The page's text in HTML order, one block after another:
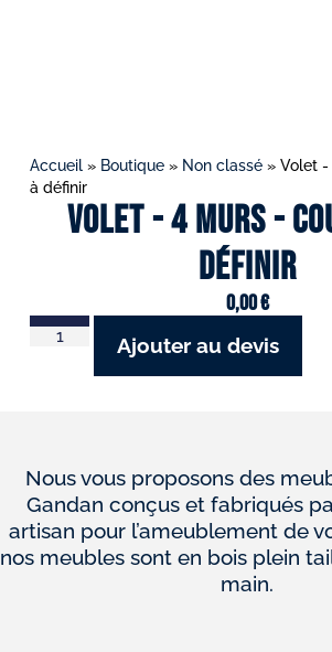
Accueil» Boutique» Non classé» Volet -
à définir
Volet - 4 murs -
définir
0,00€
Ajouter au devis
Nous vous proposons des
Gandan conçus et fabriqués
artisan pour l’ameublement de
nos meubles sont en bois plein
main.